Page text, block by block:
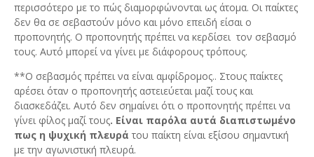
περισσότερο με το πώς διαμορφώνονται ως άτομα. Οι παίκτες
δεν θα σε σεβαστούν μόνο και μόνο επειδή είσαι ο
προπονητής. Ο προπονητής πρέπει να κερδίσει τον σεβασμό
τους. Αυτό μπορεί να γίνει με διάφορους τρόπους.
**Ο σεβασμός πρέπει να είναι αμφίδρομος.. Στους παίκτες
αρέσει όταν ο προπονητής αστειεύεται μαζί τους και
διασκεδάζει. Αυτό δεν σημαίνει ότι ο προπονητής πρέπει να
γίνει φίλος μαζί τους. Είναι παρόλα αυτά διαπιστωμένο
πως η ψυχική πλευρά του παίκτη είναι εξίσου σημαντική
με την αγωνιστική πλευρά.